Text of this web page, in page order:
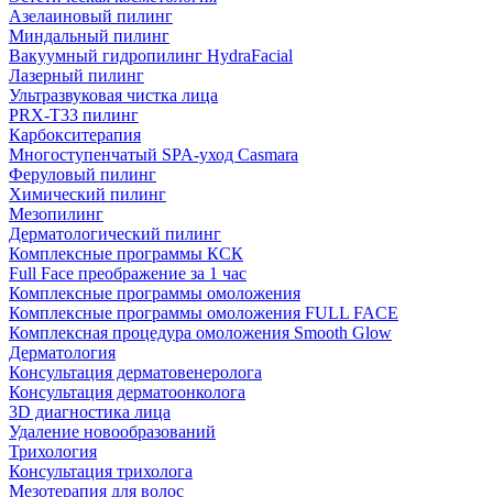
Азелаиновый пилинг
Миндальный пилинг
Вакуумный гидропилинг HydraFacial
Лазерный пилинг
Ультразвуковая чистка лица
PRX-T33 пилинг
Карбокситерапия
Многоступенчатый SPA-уход Сasmara
Феруловый пилинг
Химический пилинг
Мезопилинг
Дерматологический пилинг
Комплексные программы КСК
Full Face преображение за 1 час
Комплексные программы омоложения
Комплексные программы омоложения FULL FACE
Комплексная процедура омоложения Smooth Glow
Дерматология
Консультация дерматовенеролога
Консультация дерматоонколога
3D диагностика лица
Удаление новообразований
Трихология
Консультация трихолога
Мезотерапия для волос